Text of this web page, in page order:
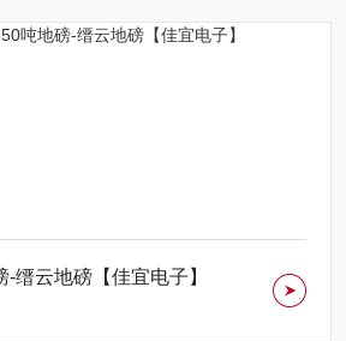
缙云地磅【佳宜电子】